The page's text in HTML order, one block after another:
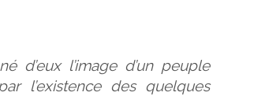
d’eux l’image d’un peuple
l’existence des quelques